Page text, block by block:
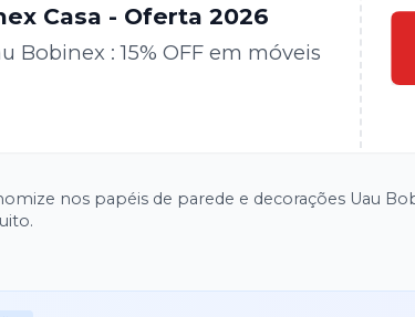
Casa - Oferta 2026
Bobinex : 15% OFF em móveis
nos papéis de parede e decorações Uau